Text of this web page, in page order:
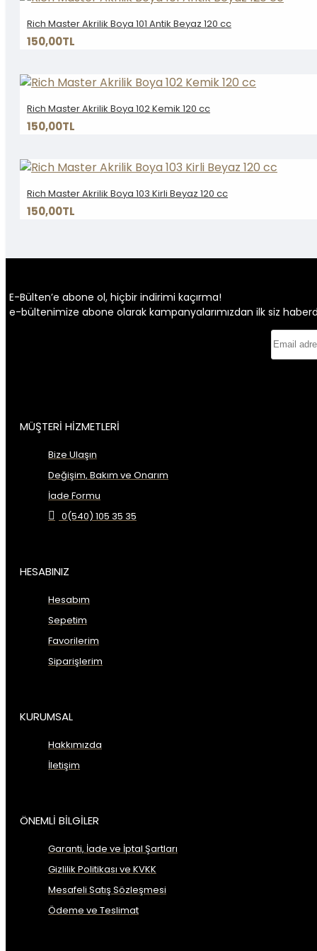
Rich Master Akrilik Boya 101 Antik Beyaz 120 cc
150,00TL
Rich Master Akrilik Boya 102 Kemik 120 cc
150,00TL
Rich Master Akrilik Boya 103 Kirli Beyaz 120 cc
150,00TL
E-Bülten’e abone ol, hiçbir indirimi kaçırma!
e-bültenimize abone olarak kampanyalarımızdan ilk siz
MÜŞTERİ HİZMETLERİ
Bize Ulaşın
Değişim, Bakım ve Onarım
İade Formu
0(540) 105 35 35
HESABINIZ
Hesabım
Sepetim
Favorilerim
Siparişlerim
KURUMSAL
Hakkımızda
İletişim
ÖNEMLİ BİLGİLER
Garanti, İade ve İptal Şartları
Gizlilik Politikası ve KVKK
Mesafeli Satış Sözleşmesi
Ödeme ve Teslimat